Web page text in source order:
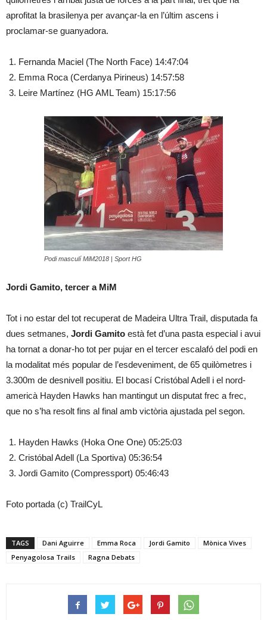
aprofitat la brasilenya per avançar-la en l’últim ascens i
proclamar-se guanyadora.
Fernanda Maciel (The North Face) 14:47:04
Emma Roca (Cerdanya Pirineus) 14:57:58
Leire Martínez (HG AML Team) 15:17:56
Podi masculí MiM2018 | Sport HG
Jordi Gamito, tercer a MiM
Tot i no estar del tot recuperat de Madeira Ultra Trail, disputada fa
dues setmanes, Jordi Gamito està fet d’una pasta especial i avui
ha tornat a donar-ho tot per pujar en el tercer escalafó del podi en
la modalitat més popular de l’esdeveniment, de 65 quilòmetres i
3.300m de desnivell positiu. El bocasí Cristóbal Adell i el nord-
americà Hayden Hawks han mantingut un disputat frec a frec,
que no s’ha resolt fins al final amb victòria ajustada pel segon.
Hayden Hawks (Hoka One One) 05:25:03
Cristóbal Adell (La Sportiva) 05:36:54
Jordi Gamito (Compressport) 05:46:43
Foto portada (c) TrailCyL
TAGS Dani Aguirre Emma Roca Jordi Gamito
Mònica Vives
Penyagolosa Trails
Ragna Debats